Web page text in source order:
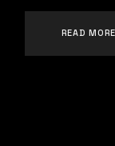
READ MORE